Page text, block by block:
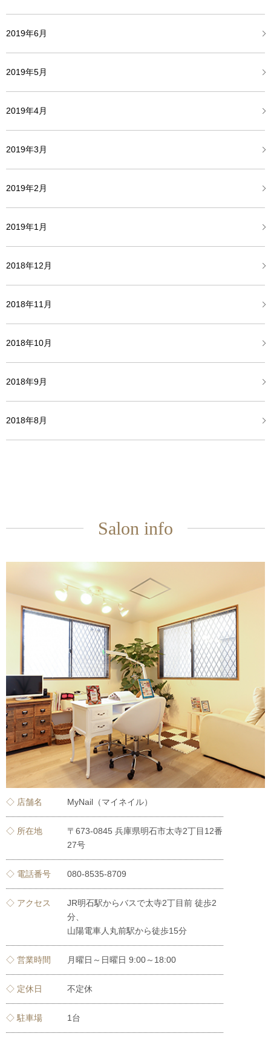
2019年6月
2019年5月
2019年4月
2019年3月
2019年2月
2019年1月
2018年12月
2018年11月
2018年10月
2018年9月
2018年8月
Salon info
◇ 店舗名 MyNail（マイネイル）
◇ 所在地
〒673-0845 兵庫県明石市太寺2丁目12番
27号
◇ 電話番号 080-8535-8709
◇ アクセス
JR明石駅からバスで太寺2丁目前 徒歩2
分、
山陽電車人丸前駅から徒歩15分
◇ 営業時間 月曜日～日曜日 9:00～18:00
◇ 定休日 不定休
◇ 駐車場 1台